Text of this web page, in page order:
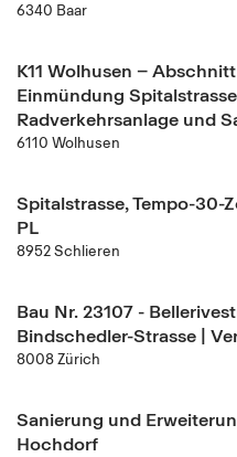
6340 Baar
K11 Wolhusen –
Einmündung
Radverkehrsanlage und
6110 Wolhusen
Spitalstrasse, Tempo-30-
PL
8952 Schlieren
Bau Nr. 23107 -
Bindschedler-Strasse |
8008 Zürich
Sanierung und
Hochdorf